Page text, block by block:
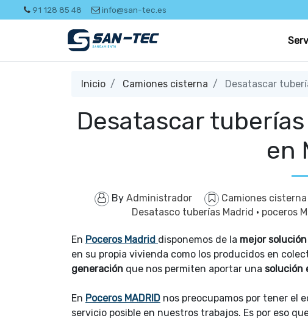
91 128 85 48 info@san-tec.es
Inicio Camiones cisterna Desatascar
Desatascar
en
By Administrador Camiones cisterna
Desatasco tuberías Madrid · poceros
En Poceros Madrid disponemos de la mejor solución
en su propia vivienda como los producidos en
generación que nos permiten aportar una solución
En Poceros MADRID nos preocupamos por tener el
servicio posible en nuestros trabajos. Es por eso